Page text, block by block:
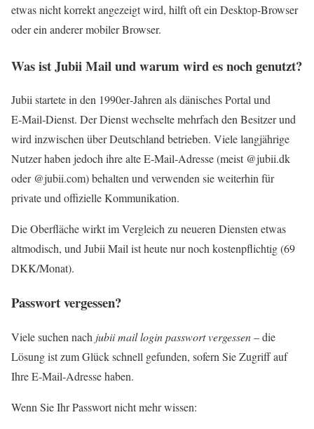
etwas nicht korrekt angezeigt wird, hilft oft ein Desktop‑Browser
oder ein anderer mobiler Browser.
Was ist Jubii Mail und warum wird es noch genutzt?
Jubii startete in den 1990er‑Jahren als dänisches Portal und
E‑Mail‑Dienst. Der Dienst wechselte mehrfach den Besitzer und
wird inzwischen über Deutschland betrieben. Viele langjährige
Nutzer haben jedoch ihre alte E‑Mail‑Adresse (meist @jubii.dk
oder @jubii.com) behalten und verwenden sie weiterhin für
private und offizielle Kommunikation.
Die Oberfläche wirkt im Vergleich zu neueren Diensten etwas
altmodisch, und Jubii Mail ist heute nur noch kostenpflichtig (69
DKK/Monat).
Passwort vergessen?
Viele suchen nach jubii mail login passwort vergessen– die
Lösung ist zum Glück schnell gefunden, sofern Sie Zugriff auf
Ihre E‑Mail‑Adresse haben.
Wenn Sie Ihr Passwort nicht mehr wissen: